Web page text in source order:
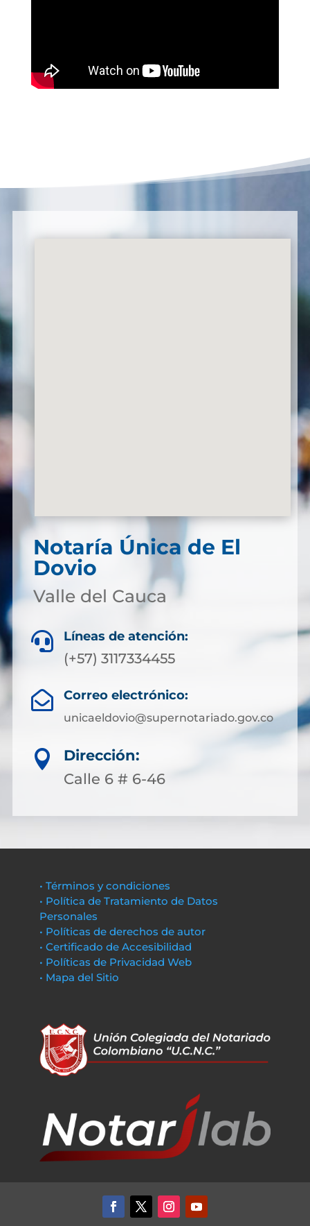
Notaría Única de El
Dovio
Valle del Cauca
 Líneas de atención:
(+57) 3117334455
 Correo electrónico:
unicaeldovio@supernotariado.gov.co

Dirección:
Calle 6 # 6-46
• Términos y condiciones
• Política de Tratamiento de Datos
Personales
• Políticas de derechos de autor
• Certificado de Accesibilidad
• Políticas de Privacidad Web
• Mapa del Sitio